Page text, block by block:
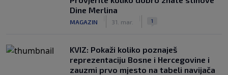
Dine Merlina
MAGAZIN 31. mar. 1
KVIZ: Pokaži koliko poznaješ
reprezentaciju Bosne i Hercegovine i
zauzmi prvo mjesto na tabeli navijača